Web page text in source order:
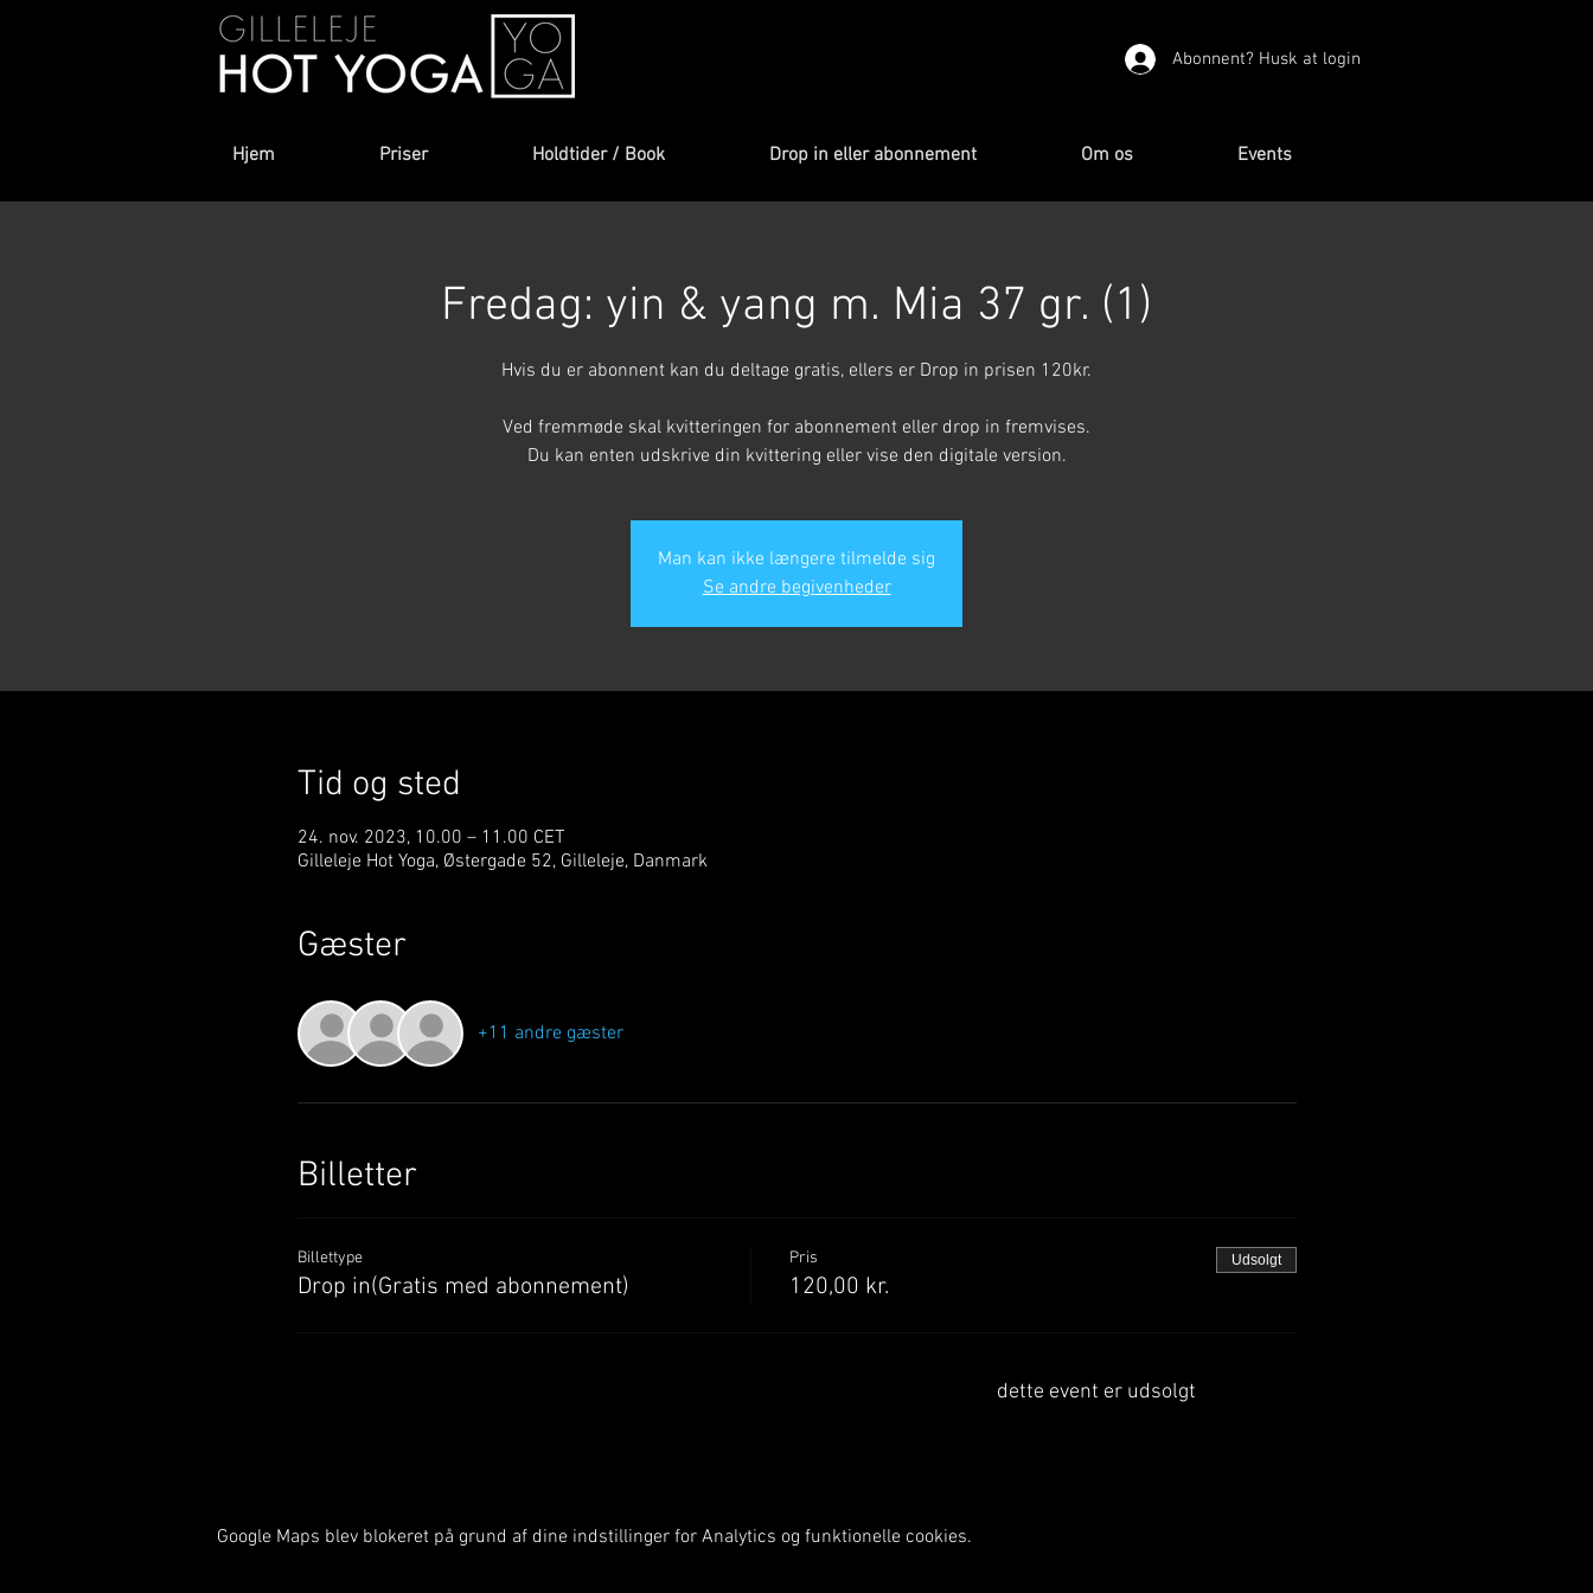
Abonnent? Husk at login
Hjem Priser Holdtider / Book Drop in eller abonnement Om os Events
Fredag: yin & yang m. Mia 37 gr. (1)
Hvis du er abonnent kan du deltage gratis, ellers er Drop in prisen 120kr.
Ved fremmøde skal kvitteringen for abonnement eller drop in fremvises.
Du kan enten udskrive din kvittering eller vise den digitale version.
Man kan ikke længere tilmelde sig
Se andre begivenheder
Tid og sted
24. nov. 2023, 10.00 – 11.00 CET
Gilleleje Hot Yoga, Østergade 52, Gilleleje, Danmark
Gæster
+11 andre gæster
Billetter
Billettype
Drop in(Gratis med abonnement)
Pris
120,00 kr.
Udsolgt
dette event er udsolgt
Google Maps blev blokeret på grund af dine indstillinger for Analytics og funktionelle cookies.